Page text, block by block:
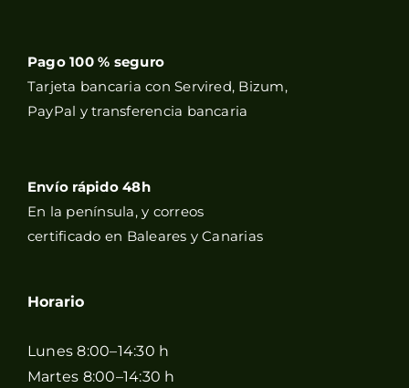
Pago 100 % seguro
Tarjeta bancaria con Servired, Bizum,
PayPal y transferencia bancaria
Envío rápido 48h
En la península, y correos
certificado en Baleares y Canarias
Horario
Lunes 8:00–14:30 h
Martes 8:00–14:30 h